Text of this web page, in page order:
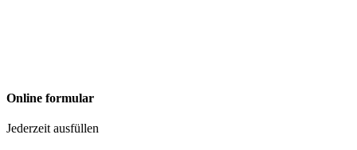
Online formular
Jederzeit ausfüllen